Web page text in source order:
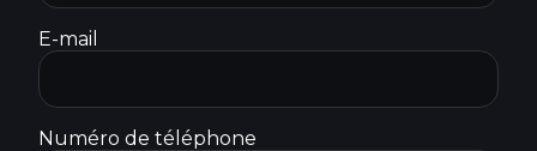
E-mail
Numéro de téléphone